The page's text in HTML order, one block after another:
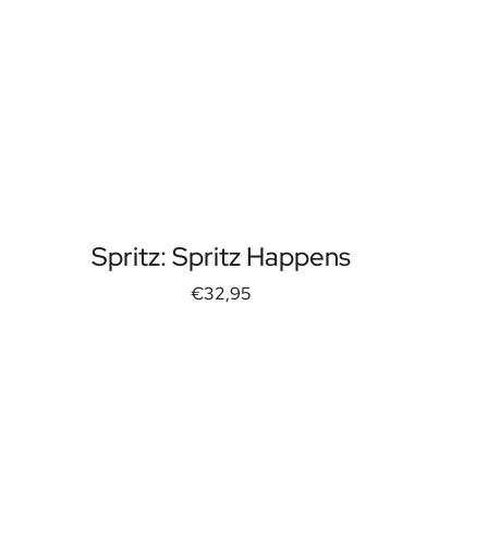
Spritz: Spritz Happens
€32,95